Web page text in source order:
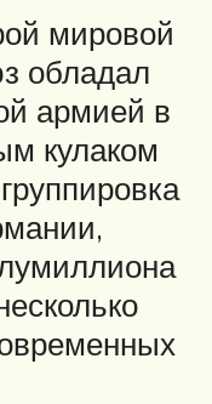
мировой
обладал
армией в
кулаком